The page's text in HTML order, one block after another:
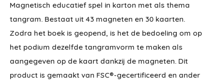
Magnetisch educatief spel in karton met als thema
tangram. Bestaat uit 43 magneten en 30 kaarten.
Zodra het boek is geopend, is het de bedoeling om op
het podium dezelfde tangramvorm te maken als
aangegeven op de kaart dankzij de magneten. Dit
product is gemaakt van FSC®-gecertificeerd en ander